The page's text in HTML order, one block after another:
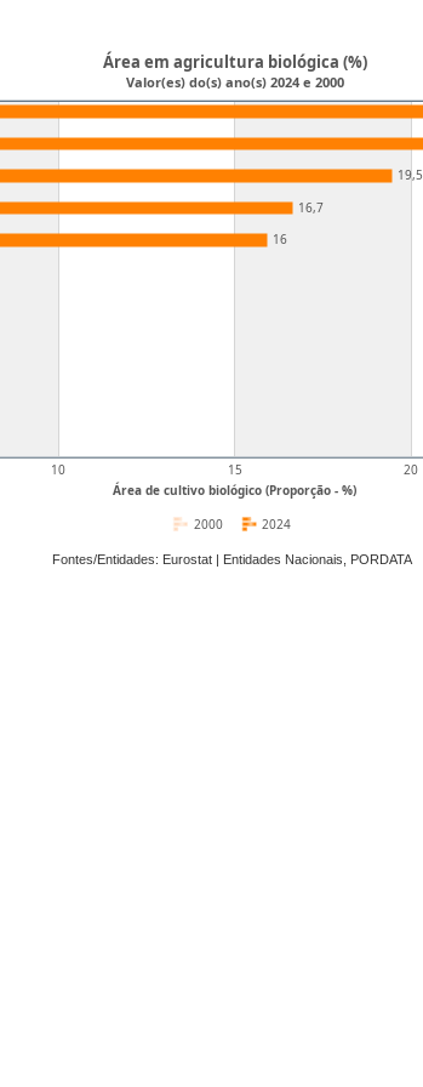
Área de cultivo biológico (Proporção - %)
10 15 20
19,5
16,7
16
Área em agricultura biológica (%)
Valor(es) do(s) ano(s) 2024 e 2000
2024
2000
Fontes/Entidades: Eurostat | Entidades Nacionais, PORDATA